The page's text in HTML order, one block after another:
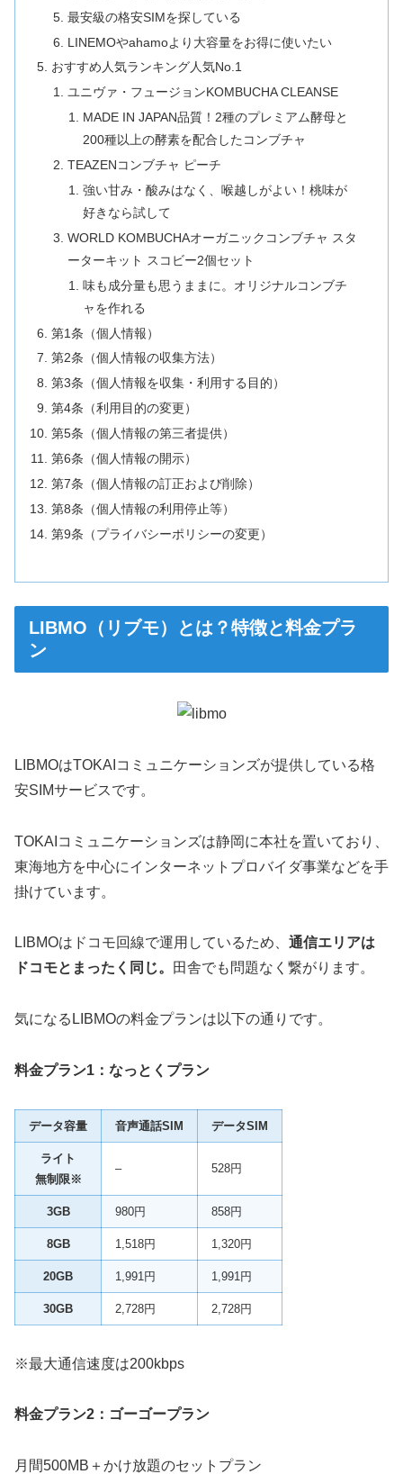
最安級の格安SIMを探している
LINEMOやahamoより大容量をお得に使いたい
おすすめ人気ランキング人気No.1
ユニヴァ・フュージョンKOMBUCHA CLEANSE
MADE IN JAPAN品質！2種のプレミアム酵母と
200種以上の酵素を配合したコンブチャ
TEAZENコンブチャ ピーチ
強い甘み・酸みはなく、喉越しがよい！桃味が
好きなら試して
WORLD KOMBUCHAオーガニックコンブチャ スタ
ーターキット スコビー2個セット
味も成分量も思うままに。オリジナルコンブチ
ャを作れる
第1条（個人情報）
第2条（個人情報の収集方法）
第3条（個人情報を収集・利用する目的）
第4条（利用目的の変更）
第5条（個人情報の第三者提供）
第6条（個人情報の開示）
第7条（個人情報の訂正および削除）
第8条（個人情報の利用停止等）
第9条（プライバシーポリシーの変更）
LIBMO（リブモ）とは？特徴と料金プラ
ン
LIBMOはTOKAIコミュニケーションズが提供している格
安SIMサービスです。
TOKAIコミュニケーションズは静岡に本社を置いており、
東海地方を中心にインターネットプロバイダ事業などを手
掛けています。
LIBMOはドコモ回線で運用しているため、 通信エリアは
ドコモとまったく同じ。
田舎でも問題なく繋がります。
気になるLIBMOの料金プランは以下の通りです。
料金プラン1：なっとくプラン
データ容量 音声通話SIM データSIM
ライト
無制限※
– 528円
3GB 980円 858円
8GB 1,518円 1,320円
20GB 1,991円 1,991円
30GB 2,728円 2,728円
※最大通信速度は200kbps
料金プラン2：ゴーゴープラン
月間500MB＋かけ放題のセットプラン